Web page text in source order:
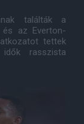
találták a
és az Everton-
tettek
rasszista